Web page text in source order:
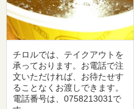
チロルでは、テイクアウトを
承っております。お電話で注
文いただければ、お待たせす
ることなくお渡しできます。
電話番号は、0758213031で